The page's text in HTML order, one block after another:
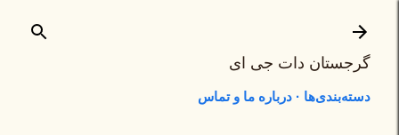
گرجستان دات جی ای
دسته‌بندی‌ها درباره ما و تماس